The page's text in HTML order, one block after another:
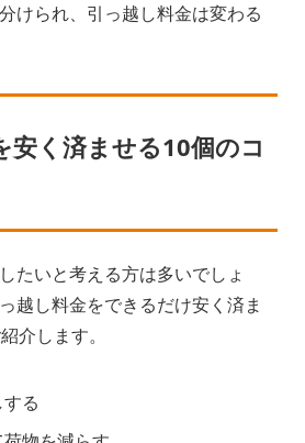
けられ、引っ越し料金は変わる
安く済ませる10個のコ
たいと考える方は多いでしょ
越し料金をできるだけ安く済ま
介します。
る